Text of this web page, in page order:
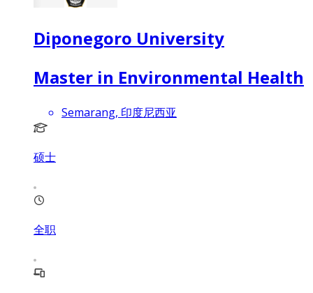
Diponegoro University
Master in Environmental Health
Semarang, 印度尼西亚
硕士
全职